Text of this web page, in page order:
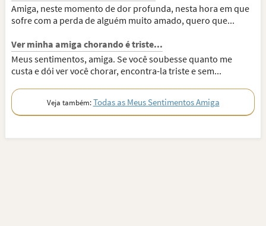
Amiga, neste momento de dor profunda, nesta hora em que
sofre com a perda de alguém muito amado, quero que...
Ver minha amiga chorando é triste...
Meus sentimentos, amiga. Se você soubesse quanto me
custa e dói ver você chorar, encontra-la triste e sem...
Veja também:Todas as Meus Sentimentos Amiga